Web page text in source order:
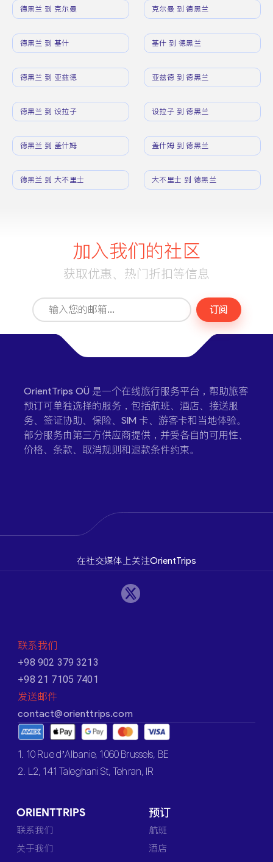
德黑兰 到 克尔曼 克尔曼 到 德黑兰
德黑兰 到 基什 基什 到 德黑兰
德黑兰 到 亚兹德 亚兹德 到 德黑兰
德黑兰 到 设拉子 设拉子 到 德黑兰
德黑兰 到 盖什姆 盖什姆 到 德黑兰
德黑兰 到 大不里士 大不里士 到 德黑兰
加入我们的社区
获取优惠、热门折扣等信息
订阅
OrientTrips OÜ 是一个在线旅行服务平台，帮助旅客
预订可单独选择的服务，包括航班、酒店、接送服
务、签证协助、保险、SIM 卡、游客卡和当地体验。
部分服务由第三方供应商提供，并受各自的可用性、
价格、条款、取消规则和退款条件约束。
在社交媒体上关注OrientTrips
联系我们
+98 902 379 3213
+98 21 7105 7401
发送邮件
contact@orienttrips.com
1. 10 Rue d’Albanie, 1060 Brussels, BE
2. L2, 141 Taleghani St, Tehran, IR
ORIENTTRIPS
联系我们
关于我们
预订
航班
酒店